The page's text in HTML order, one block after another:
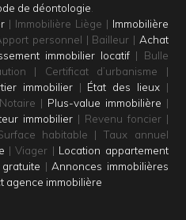
de déontologie
| Immobilière Liège | Immobilière
personnel | Bailleur | Achat
immobilier locatif | Bulle
| Certificat d’urbanisme |
immobilier | État des lieux|
| Plus-value immobilière |
immobilier| Revenu foncier |
habitable | Taux annuel
| Viager | Location appartement
| Annonces immobilières
agence immobilière